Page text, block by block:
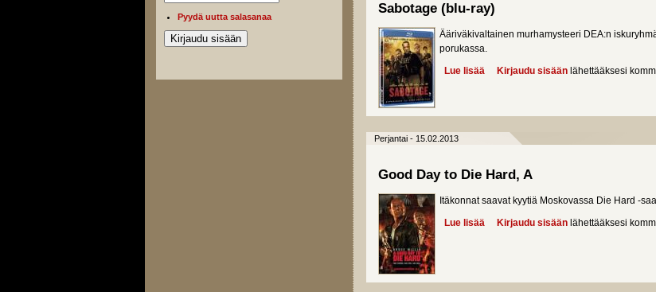
Pyydä uutta salasanaa
Sabotage (blu-ray)
Ääriväkivaltainen murhamysteeri DEA:n
porukassa.
Lue lisää about Sabotage (blu-ray)
Kirjaudu sisään lähettääksesi
Perjantai - 15.02.2013
Good Day to Die Hard, A
Itäkonnat saavat kyytiä Moskovassa Die Hard -
Lue lisää about Good Day to Die Hard, A
Kirjaudu sisään lähettääksesi